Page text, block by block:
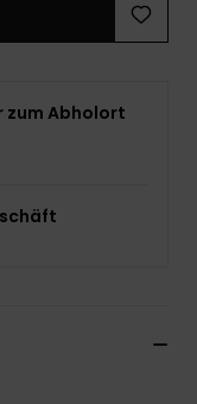
zum Abholort